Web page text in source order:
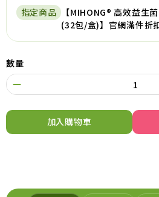
指定商品
【MIHONG® 高效益生
(32包/盒)】官網滿件折
數量
加入購物車